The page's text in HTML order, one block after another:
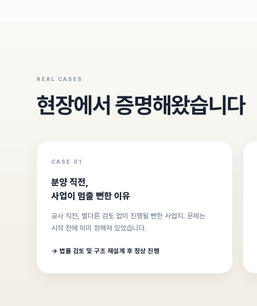
REAL CASES
현장에서 증명해왔습니다
CASE 01
분양 직전,
사업이 멈출 뻔한 이유
공사 직전, 별다른 검토 없이 진행될 뻔한 사업지. 문제는
시작 전에 이미 정해져 있었습니다.
→ 법률 검토 및 구조 재설계 후 정상 진행